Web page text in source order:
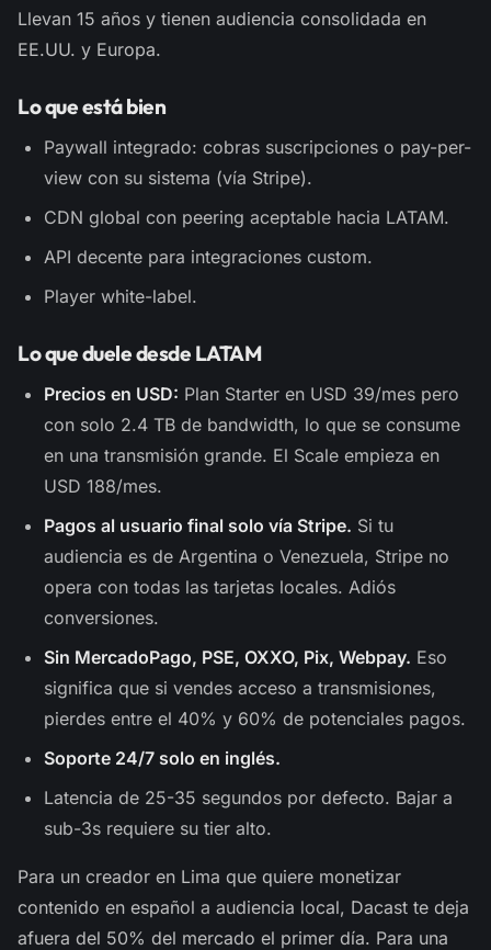
Llevan 15 años y tienen audiencia consolidada en
EE.UU. y Europa.
Lo que está bien
Paywall integrado: cobras suscripciones o pay-per-
view con su sistema (vía Stripe).
CDN global con peering aceptable hacia LATAM.
API decente para integraciones custom.
Player white-label.
Lo que duele desde LATAM
Precios en USD: Plan Starter en USD 39/mes pero
con solo 2.4 TB de bandwidth, lo que se consume
en una transmisión grande. El Scale empieza en
USD 188/mes.
Pagos al usuario final solo vía Stripe. Si tu
audiencia es de Argentina o Venezuela, Stripe no
opera con todas las tarjetas locales. Adiós
conversiones.
Sin MercadoPago, PSE, OXXO, Pix, Webpay. Eso
significa que si vendes acceso a transmisiones,
pierdes entre el 40% y 60% de potenciales pagos.
Soporte 24/7 solo en inglés.
Latencia de 25-35 segundos por defecto. Bajar a
sub-3s requiere su tier alto.
Para un creador en Lima que quiere monetizar
contenido en español a audiencia local, Dacast te deja
afuera del 50% del mercado el primer día. Para una